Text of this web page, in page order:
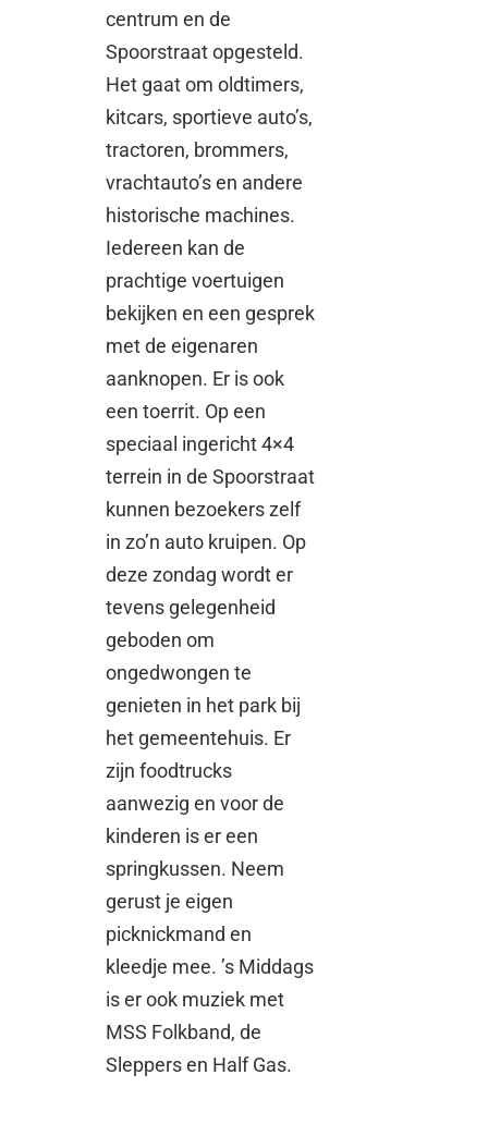
centrum en de
Spoorstraat opgesteld.
Het gaat om oldtimers,
kitcars, sportieve auto’s,
tractoren, brommers,
vrachtauto’s en andere
historische machines.
Iedereen kan de
prachtige voertuigen
bekijken en een gesprek
met de eigenaren
aanknopen. Er is ook
een toerrit. Op een
speciaal ingericht 4×4
terrein in de Spoorstraat
kunnen bezoekers zelf
in zo’n auto kruipen. Op
deze zondag wordt er
tevens gelegenheid
geboden om
ongedwongen te
genieten in het park bij
het gemeentehuis. Er
zijn foodtrucks
aanwezig en voor de
kinderen is er een
springkussen. Neem
gerust je eigen
picknickmand en
kleedje mee. ’s Middags
is er ook muziek met
MSS Folkband, de
Sleppers en Half Gas.